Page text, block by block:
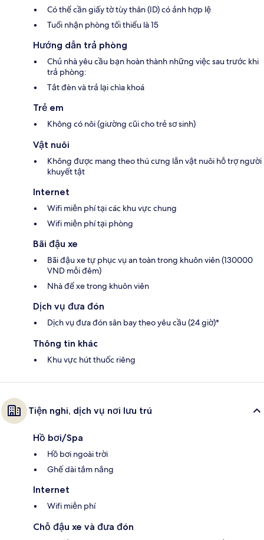
Có thể cần giấy tờ tùy thân (ID) có ảnh hợp lệ
Tuổi nhận phòng tối thiểu là 15
Hướng dẫn trả phòng
Chủ nhà yêu cầu bạn hoàn thành những việc sau trước khi
trả phòng:
Tắt đèn và trả lại chìa khoá
Trẻ em
Không có nôi (giường cũi cho trẻ sơ sinh)
Vật nuôi
Không được mang theo thú cưng lẫn vật nuôi hỗ trợ người
khuyết tật
Internet
Wifi miễn phí tại các khu vực chung
Wifi miễn phí tại phòng
Bãi đậu xe
Bãi đậu xe tự phục vụ an toàn trong khuôn viên (130000
VND mỗi đêm)
Nhà để xe trong khuôn viên
Dịch vụ đưa đón
Dịch vụ đưa đón sân bay theo yêu cầu (24 giờ)*
Thông tin khác
Khu vực hút thuốc riêng
Tiện nghi, dịch vụ nơi lưu trú
Hồ bơi/Spa
Hồ bơi ngoài trời
Ghế dài tắm nắng
Internet
Wifi miễn phí
Chỗ đậu xe và đưa đón